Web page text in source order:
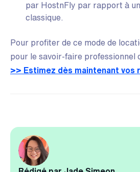
par HostnFly par rapport à
classique.
Pour profiter de ce mode de
pour le savoir-faire professionnel
>> Estimez dès maintenant vos